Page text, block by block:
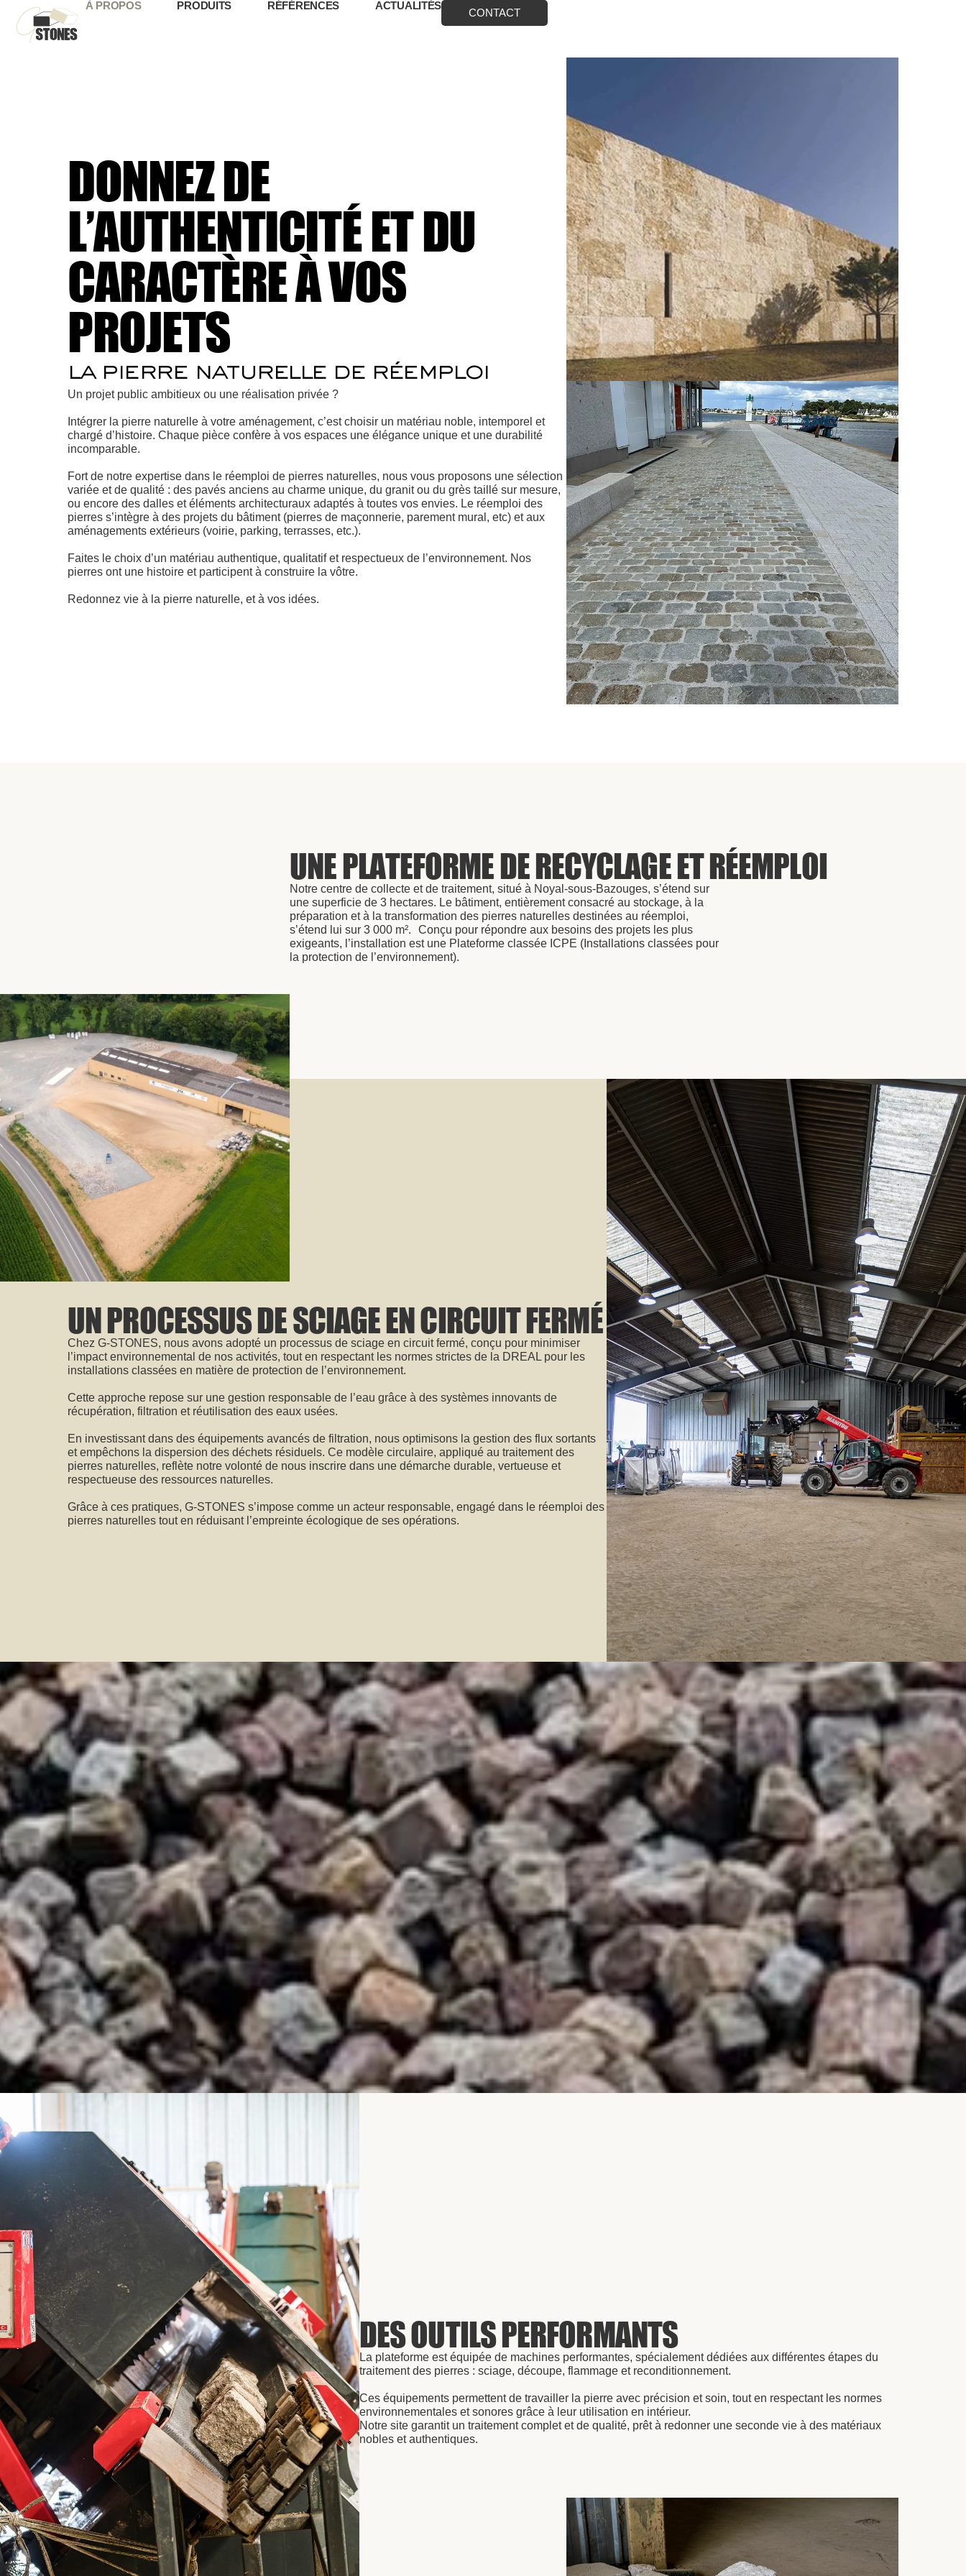
À PROPOS PRODUITS RÉFÉRENCES ACTUALITÉS
CONTACT
DONNEZ DE
L’AUTHENTICITÉ ETDU
CARACTÈREÀ VOS
PROJETS
la pierre naturelle de réemploi
Un projet public ambitieux ou une réalisation privée ?
Intégrer la pierre naturelle à votre aménagement, c’est choisir un matériau noble, intemporel et
chargé d’histoire. Chaque pièce confère à vos espaces une élégance unique et une durabilité
incomparable.
Fort de notre expertise dans le réemploi de pierres naturelles, nous vous proposons une sélection
variée et de qualité : des pavés anciens au charme unique, du granit ou du grès taillé sur mesure,
ou encore des dalles et éléments architecturaux adaptés à toutes vos envies. Le réemploi des
pierres s’intègre à des projets du bâtiment (pierres de maçonnerie, parement mural, etc) et aux
aménagements extérieurs (voirie, parking, terrasses, etc.).
Faites le choix d’un matériau authentique, qualitatif et respectueux de l’environnement. Nos
pierres ont une histoire et participent à construire la vôtre.
Redonnez vie à la pierre naturelle, et à vos idées.
UNE PLATEFORME DE RECYCLAGE ET RÉEMPLOI
Notre centre de collecte et de traitement, situé à Noyal-sous-Bazouges, s’étend sur
une superficie de 3 hectares. Le bâtiment, entièrement consacré au stockage, à la
préparation et à la transformation des pierres naturelles destinées au réemploi,
s’étend lui sur 3 000 m². Conçu pour répondre aux besoins des projets les plus
exigeants, l’installation est une Plateforme classée ICPE (Installations classées pour
la protection de l’environnement).
UN PROCESSUS DE SCIAGE EN CIRCUIT FERMÉ
Chez G-STONES, nous avons adopté un processus de sciage en circuit fermé, conçu pour minimiser
l’impact environnemental de nos activités, tout en respectant les normes strictes de la DREAL pour les
installations classées en matière de protection de l’environnement.
Cette approche repose sur une gestion responsable de l’eau grâce à des systèmes innovants de
récupération, filtration et réutilisation des eaux usées.
En investissant dans des équipements avancés de filtration, nous optimisons la gestion des flux sortants
et empêchons la dispersion des déchets résiduels. Ce modèle circulaire, appliqué au traitement des
pierres naturelles, reflète notre volonté de nous inscrire dans une démarche durable, vertueuse et
respectueuse des ressources naturelles.
Grâce à ces pratiques, G-STONES s’impose comme un acteur responsable, engagé dans le réemploi des
pierres naturelles tout en réduisant l’empreinte écologique de ses opérations.
DES OUTILS PERFORMANTS
La plateforme est équipée de machines performantes, spécialement dédiées aux différentes étapes du
traitement des pierres : sciage, découpe, flammage et reconditionnement.
Ces équipements permettent de travailler la pierre avec précision et soin, tout en respectant les normes
environnementales et sonores grâce à leur utilisation en intérieur.
Notre site garantit un traitement complet et de qualité, prêt à redonner une seconde vie à des matériaux
nobles et authentiques.